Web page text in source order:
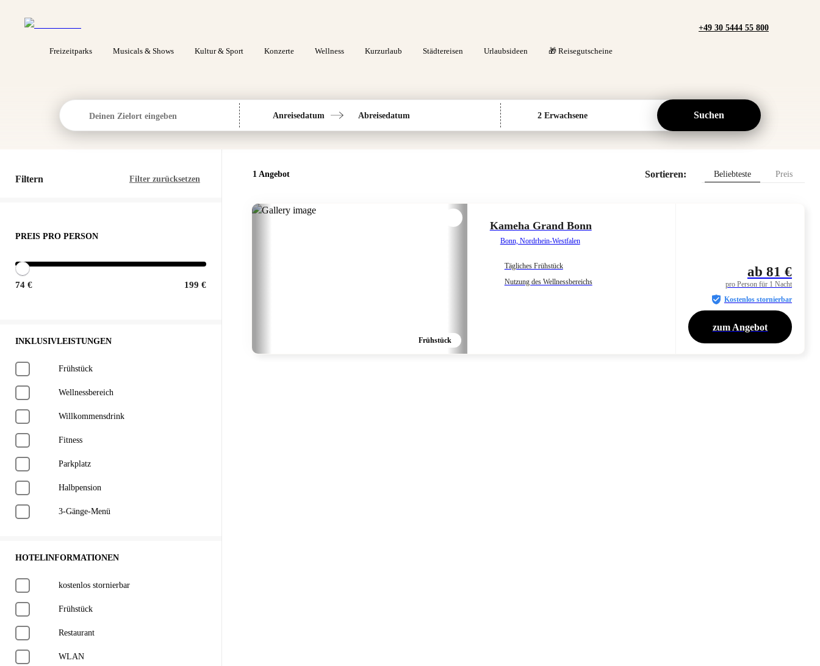
Freizeitparks Musicals & Shows Kultur & Sport Konzerte Wellness Kurzurlaub Städtereisen Urlaubsideen 🎁 Reisegutscheine
+49 30 5444 55 800
Deinen Zielort eingeben Anreisedatum Abreisedatum 2 Erwachsene Suchen
Filtern Filter zurücksetzen
PREIS PRO PERSON
74 € 199 €
INKLUSIVLEISTUNGEN
Frühstück
Wellnessbereich
Willkommensdrink
Fitness
Parkplatz
Halbpension
3-Gänge-Menü
HOTELINFORMATIONEN
kostenlos stornierbar
Frühstück
Restaurant
WLAN
1 Angebot Sortieren: Beliebteste Preis
Frühstück
Kameha Grand Bonn
Bonn, Nordrhein-Westfalen
Tägliches Frühstück
Nutzung des Wellnessbereichs
ab 81 €
pro Person für 1 Nacht
Kostenlos stornierbar
zum Angebot